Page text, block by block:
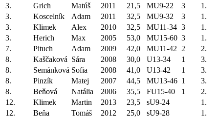
3.
Grich Matúš 2011 21,5 MU9-22 3
1.
3.
Koscelník Adam 2011 32,5 MU9-32 3
1.
3.
Klimek Alex 2010 32,5 MU11-34 3
1.
3.
Herich Max 2005 53,0 MU15-60 3
1.
7.
Pituch Adam 2009 42,0 MU11-42 2
2.
8.
Kaščaková Sára 2008 30,0 U13-34 1
3.
8.
Semánková Sofia 2008 41,0 U13-42 1
3.
8.
Pinzík Matej 2007 44,5 MU13-46 1
3.
8.
Beňová Natália 2006 35,5 FU15-40 1
2.
12.
Klimek Martin 2013 23,5 sU9-24
1.
12.
Beňa Tomáš 2012 25,0 sU9-28
1.